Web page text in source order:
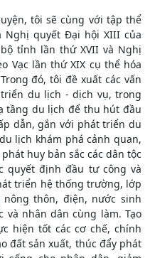
tôi sẽ cùng với tập thể
quyết Đại hội XIII của
tỉnh lần thứ XVII và Nghị
Vạc lần thứ XIX cụ thể hóa
đó, tôi đề xuất các vấn
du lịch - dịch vụ, trong
tầng du lịch để thu hút đầu
dẫn, gắn với phát triển du
lịch khám phá cảnh quan,
huy bản sắc các dân tộc
quyết định đầu tư công và
triển hệ thống trường, lớp
thôn, điện, nước sinh
nhân dân cùng làm. Tạo
hiện tốt các cơ chế, chính
đất sản xuất, thúc đẩy phát